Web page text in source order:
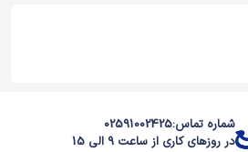
شماره تماس:02591002425
در روزهای کاری از ساعت 9 الی 15